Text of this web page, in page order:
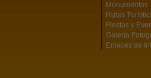
Monumentos
Rutas
Fiestas y
Galería
Enlaces de